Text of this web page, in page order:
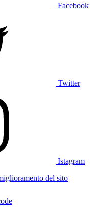
Facebook
Twitter
Istagram
del sito